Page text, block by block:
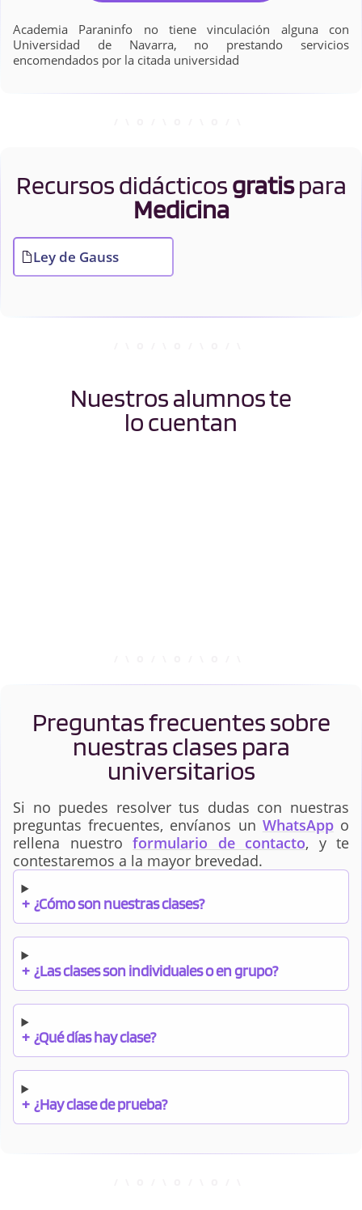
Academia Paraninfo no tiene vinculación alguna con
Universidad de Navarra, no prestando servicios
encomendados por la citada universidad
Recursos didácticosgratispara
Medicina
Ley de Gauss
Nuestros alumnos te
lo cuentan
Preguntas frecuentes sobre
nuestras clases para
universitarios
Si no puedes resolver tus dudas con nuestras
preguntas frecuentes, envíanos un WhatsAppo
rellena nuestro formulario de contacto, y te
contestaremos a la mayor brevedad.
+ ¿Cómo son nuestras clases?
+ ¿Las clases son individuales o en grupo?
+ ¿Qué días hay clase?
+ ¿Hay clase de prueba?